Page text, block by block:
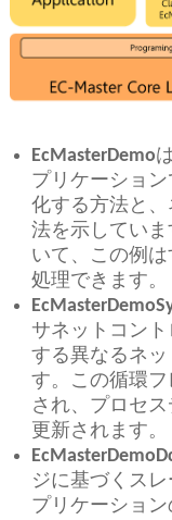
EcMasterDemo
プリケーショ
化する方法と
法を示してい
いて、この例は
処理できます。
サネットコン
する異なるネ
す。この循環
され、プロセ
更新されます。
ジに基づくス
プリケーショ